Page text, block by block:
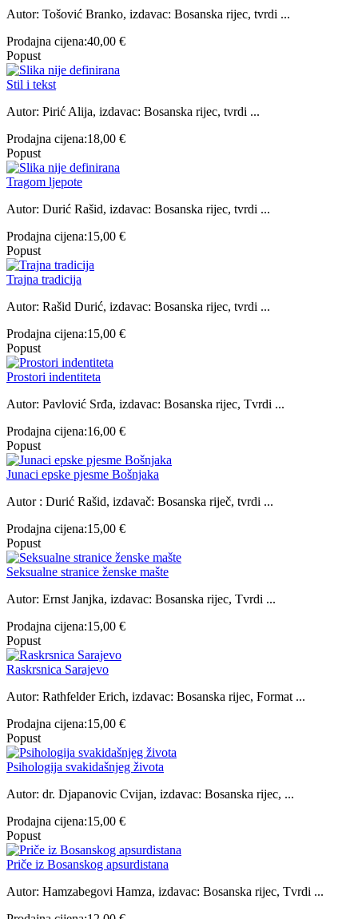
Autor: Tošović Branko, izdavac: Bosanska rijec, tvrdi ...
Prodajna cijena:40,00 €
Popust
Stil i tekst
Autor: Pirić Alija, izdavac: Bosanska rijec, tvrdi ...
Prodajna cijena:18,00 €
Popust
Tragom ljepote
Autor: Durić Rašid, izdavac: Bosanska rijec, tvrdi ...
Prodajna cijena:15,00 €
Popust
Trajna tradicija
Autor: Rašid Durić, izdavac: Bosanska rijec, tvrdi ...
Prodajna cijena:15,00 €
Popust
Prostori indentiteta
Autor: Pavlović Srđa, izdavac: Bosanska rijec, Tvrdi ...
Prodajna cijena:16,00 €
Popust
Junaci epske pjesme Bošnjaka
Autor : Durić Rašid, izdavač: Bosanska riječ, tvrdi ...
Prodajna cijena:15,00 €
Popust
Seksualne stranice ženske mašte
Autor: Ernst Janjka, izdavac: Bosanska rijec, Tvrdi ...
Prodajna cijena:15,00 €
Popust
Raskrsnica Sarajevo
Autor: Rathfelder Erich, izdavac: Bosanska rijec, Format ...
Prodajna cijena:15,00 €
Popust
Psihologija svakidašnjeg života
Autor: dr. Djapanovic Cvijan, izdavac: Bosanska rijec, ...
Prodajna cijena:15,00 €
Popust
Priče iz Bosanskog apsurdistana
Autor: Hamzabegovi Hamza, izdavac: Bosanska rijec, Tvrdi ...